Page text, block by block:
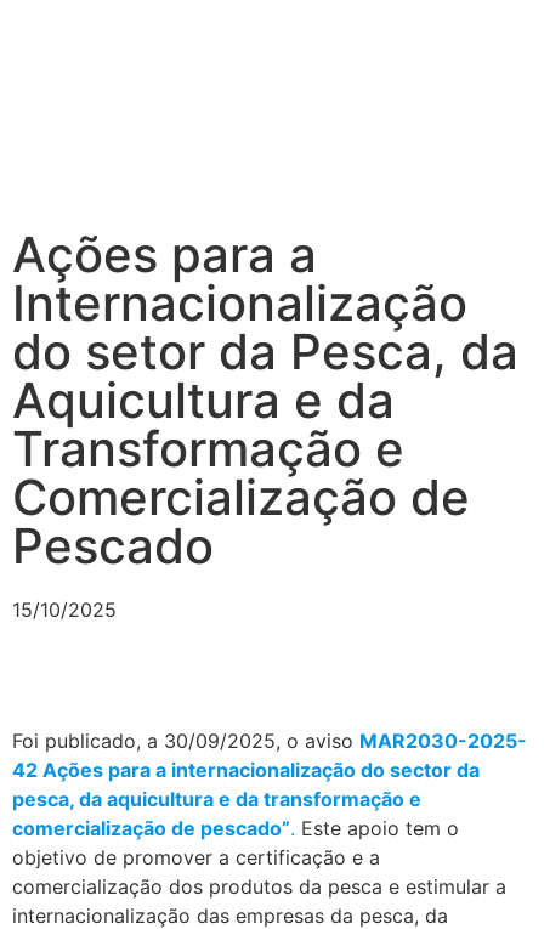
Ações para a
Internacionalização
do setor da Pesca, da
Aquicultura e da
Transformação e
Comercialização de
Pescado
15/10/2025
Foi publicado, a 30/09/2025, o aviso MAR2030-2025-
42 Ações para a internacionalização do sector da
pesca, da aquicultura e da transformação e
comercialização de pescado”. Este apoio tem o
objetivo de promover a certificação e a
comercialização dos produtos da pesca e estimular a
internacionalização das empresas da pesca, da